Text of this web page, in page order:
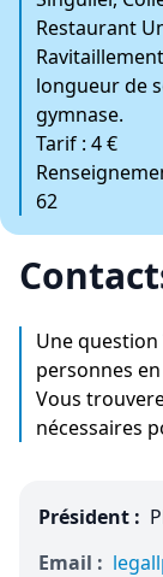
Restaurant
longueur de
gymnase.
Tarif : 4 €
62
Une question
personnes
Vous
nécessaires
Président :
Email :